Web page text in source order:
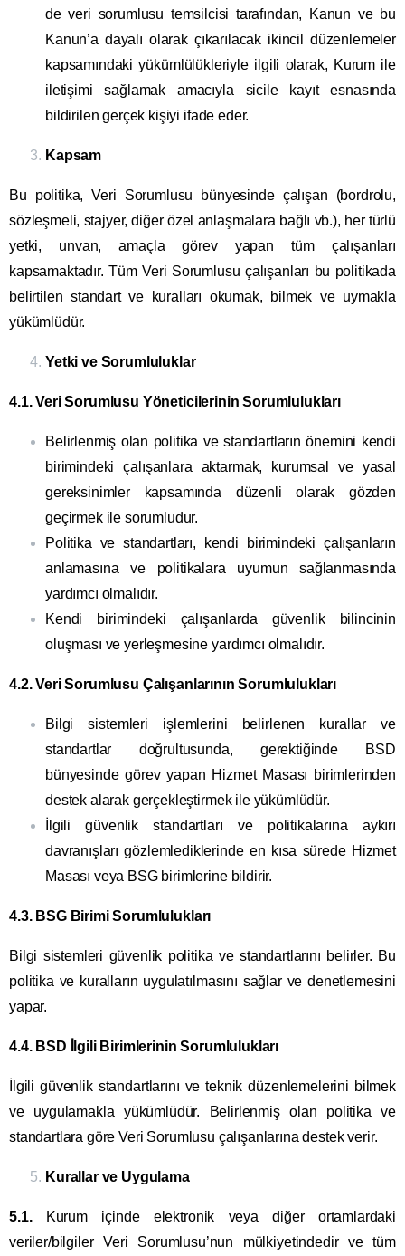
de veri sorumlusu temsilcisi tarafından, Kanun ve bu
Kanun’a dayalı olarak çıkarılacak ikincil düzenlemeler
kapsamındaki yükümlülükleriyle ilgili olarak, Kurum ile
iletişimi sağlamak amacıyla sicile kayıt esnasında
bildirilen gerçek kişiyi ifade eder.
Kapsam
Bu politika, Veri Sorumlusu bünyesinde çalışan (bordrolu,
sözleşmeli, stajyer, diğer özel anlaşmalara bağlı vb.), her türlü
yetki, unvan, amaçla görev yapan tüm çalışanları
kapsamaktadır. Tüm Veri Sorumlusu çalışanları bu politikada
belirtilen standart ve kuralları okumak, bilmek ve uymakla
yükümlüdür.
Yetki ve Sorumluluklar
4.1. Veri Sorumlusu Yöneticilerinin Sorumlulukları
Belirlenmiş olan politika ve standartların önemini kendi
birimindeki çalışanlara aktarmak, kurumsal ve yasal
gereksinimler kapsamında düzenli olarak gözden
geçirmek ile sorumludur.
Politika ve standartları, kendi birimindeki çalışanların
anlamasına ve politikalara uyumun sağlanmasında
yardımcı olmalıdır.
Kendi birimindeki çalışanlarda güvenlik bilincinin
oluşması ve yerleşmesine yardımcı olmalıdır.
4.2. Veri Sorumlusu Çalışanlarının Sorumlulukları
Bilgi sistemleri işlemlerini belirlenen kurallar ve
standartlar doğrultusunda, gerektiğinde BSD
bünyesinde görev yapan Hizmet Masası birimlerinden
destek alarak gerçekleştirmek ile yükümlüdür.
İlgili güvenlik standartları ve politikalarına aykırı
davranışları gözlemlediklerinde en kısa sürede Hizmet
Masası veya BSG birimlerine bildirir.
4.3. BSG Birimi Sorumlulukları
Bilgi sistemleri güvenlik politika ve standartlarını belirler. Bu
politika ve kuralların uygulatılmasını sağlar ve denetlemesini
yapar.
4.4. BSD İlgili Birimlerinin Sorumlulukları
İlgili güvenlik standartlarını ve teknik düzenlemelerini bilmek
ve uygulamakla yükümlüdür. Belirlenmiş olan politika ve
standartlara göre Veri Sorumlusu çalışanlarına destek verir.
Kurallar ve Uygulama
5.1.Kurum içinde elektronik veya diğer ortamlardaki
veriler/bilgiler Veri Sorumlusu’nun mülkiyetindedir ve tüm